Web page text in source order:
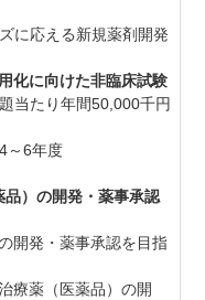
に応える新規薬剤開発
化に向けた非臨床試験
当たり年間50,000千円
～6年度
）の開発・薬事承認
開発・薬事承認を目指
療薬（医薬品）の開